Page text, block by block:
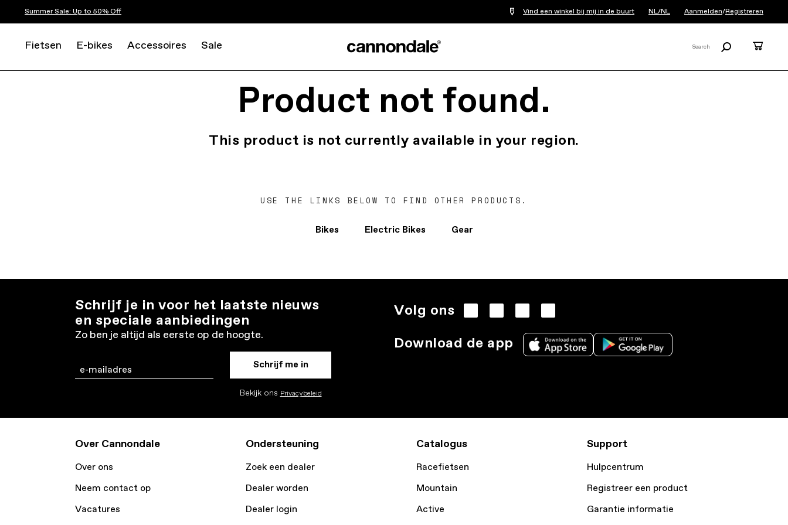
Summer Sale: Up to 50% Off Vind een winkel bij mij in de buurt NL/NL Aanmelden/Registreren
Fietsen E-bikes Accessoires Sale Search
Product not found.
This product is not currently available in your region.
USE THE LINKS BELOW TO FIND OTHER PRODUCTS.
Bikes Electric Bikes Gear
Schrijf je in voor het laatste nieuws
en speciale aanbiedingen
Zo ben je altijd als eerste op de hoogte.
Email Schrijf me in
Bekijk ons Privacybeleid
Volg ons
Download de app
Over Cannondale
Over ons
Neem contact op
Vacatures
Ondersteuning
Zoek een dealer
Dealer worden
Dealer login
Catalogus
Racefietsen
Mountain
Active
Support
Hulpcentrum
Registreer een product
Garantie informatie